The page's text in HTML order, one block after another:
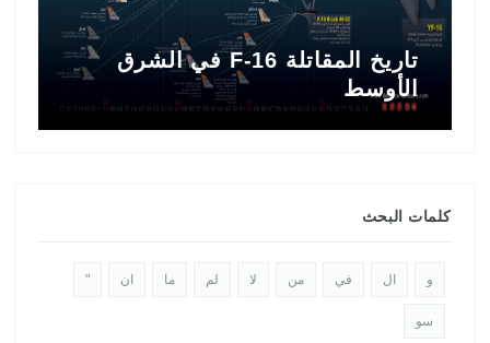
تاريخ المقاتلة F-16 في الشرق
الأوسط
كلمات البحث
و ال في من لا لم ما ان "
سو